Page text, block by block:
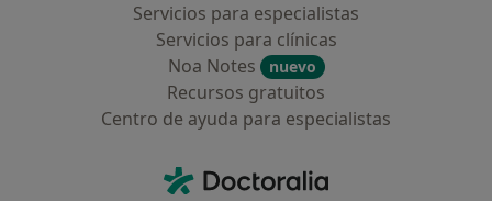
Servicios para especialistas
Servicios para clínicas
Noa Notes
nuevo
Recursos gratuitos
Centro de ayuda para especialistas
Doctoralia - Página de inicio